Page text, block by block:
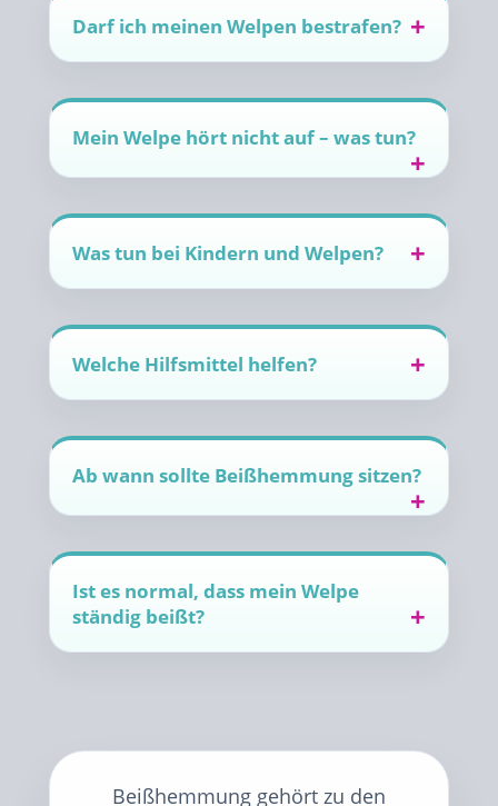
Darf ich meinen Welpen bestrafen?
Mein Welpe hört nicht auf – was tun?
Was tun bei Kindern und Welpen?
Welche Hilfsmittel helfen?
Ab wann sollte Beißhemmung sitzen?
Ist es normal, dass mein Welpe
ständig beißt?
Beißhemmung gehört zu den